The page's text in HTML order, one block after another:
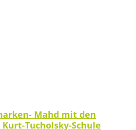
Mahd mit den
Tucholsky-Schule